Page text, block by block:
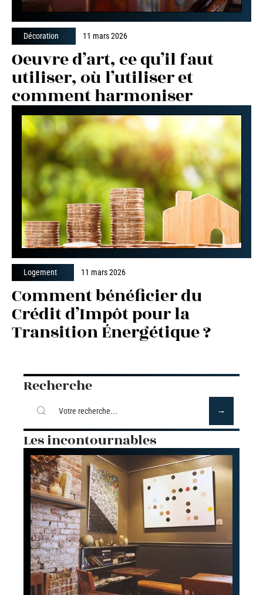
Décoration 11 mars 2026
Oeuvre d’art, ce qu’il faut
utiliser, où l’utiliser et
comment harmoniser
Logement 11 mars 2026
Comment bénéficier du
Crédit d’Impôt pour la
Transition Énergétique ?
Recherche
Les incontournables